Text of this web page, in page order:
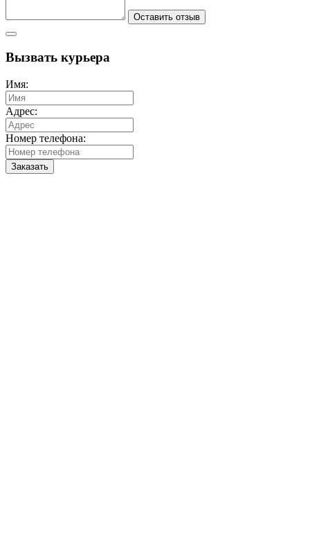
Оставить отзыв
Вызвать курьера
Имя:
Адрес:
Номер телефона:
Заказать